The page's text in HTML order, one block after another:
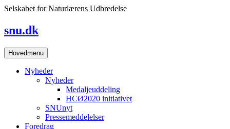
Skip
Selskabet for Naturlærens Udbredelse
snu.dk
Hovedmenu
Nyheder
Nyheder
Medaljeuddeling
HCØ2020 initiativet
SNUnyt
Pressemeddelelser
Foredrag